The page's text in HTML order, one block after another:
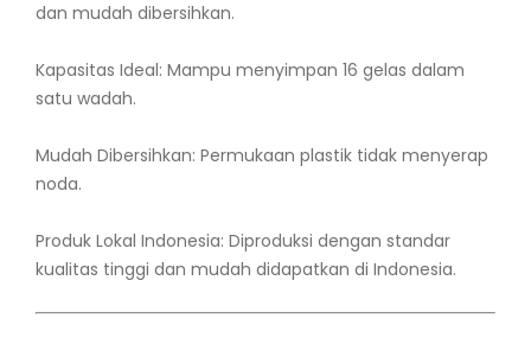
dan mudah dibersihkan.
Kapasitas Ideal: Mampu menyimpan 16 gelas dalam
satu wadah.
Mudah Dibersihkan: Permukaan plastik tidak menyerap
noda.
Produk Lokal Indonesia: Diproduksi dengan standar
kualitas tinggi dan mudah didapatkan di Indonesia.